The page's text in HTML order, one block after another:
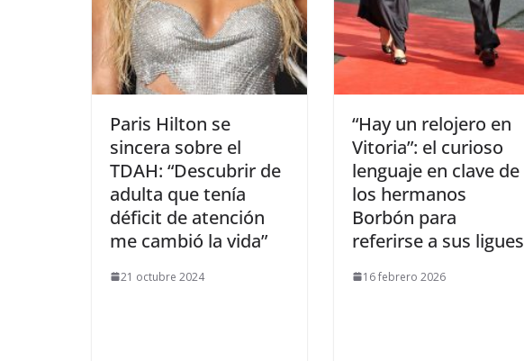
​Paris Hilton se
sincera sobre el
TDAH: “Descubrir de
adulta que tenía
déficit de atención
me cambió la vida”
21 octubre 2024
​“Hay un relojero en
Vitoria”: el curioso
lenguaje en clave de
los hermanos
Borbón para
referirse a sus ligues
16 febrero 2026